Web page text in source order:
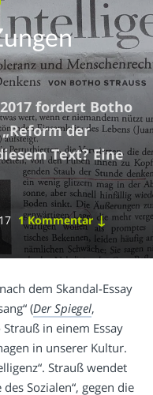
fordert Botho
der
Text? Eine
1 Kommentar ↓
dem Skandal-Essay
(Der Spiegel,
in einem Essay
in unserer Kultur.
Strauß wendet
Sozialen“, gegen die